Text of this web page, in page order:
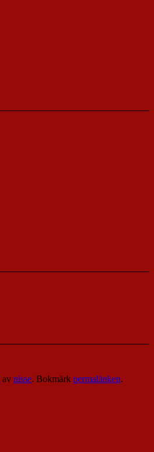
av nisse. Bokmärk permalänken.